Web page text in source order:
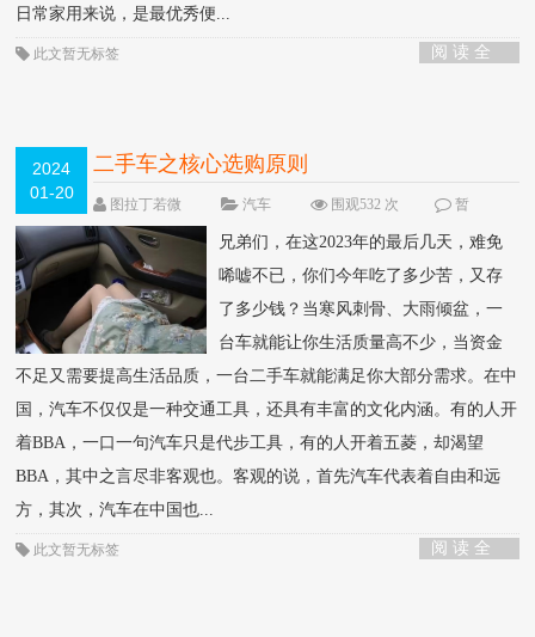
日常家用来说，是最优秀便...
阅 读 全
此文暂无标签
2024
01-20
二手车之核心选购原则
图拉丁若微 汽车 围观532 次
暂
无
兄弟们，在这2023年的最后几天，难免
唏嘘不已，你们今年吃了多少苦，又存
了多少钱？当寒风刺骨、大雨倾盆，一
台车就能让你生活质量高不少，当资金
不足又需要提高生活品质，一台二手车就能满足你大部分需求。在中
国，汽车不仅仅是一种交通工具，还具有丰富的文化内涵。有的人开
着BBA，一口一句汽车只是代步工具，有的人开着五菱，却渴望
BBA，其中之言尽非客观也。客观的说，首先汽车代表着自由和远
方，其次，汽车在中国也...
阅 读 全
此文暂无标签